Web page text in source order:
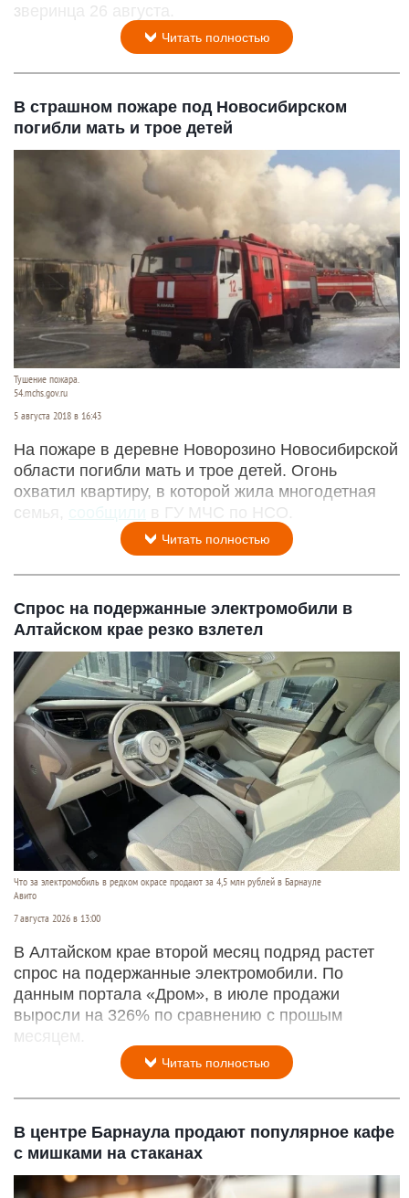
зверинца 26 августа.
Читать полностью
В страшном пожаре под Новосибирском
погибли мать и трое детей
Тушение пожара.
54.mchs.gov.ru
5 августа 2018 в 16:43
На пожаре в деревне Новорозино Новосибирской
области погибли мать и трое детей. Огонь
охватил квартиру, в которой жила многодетная
семья,
сообщили в ГУ МЧС по НСО.
Читать полностью
Спрос на подержанные электромобили в
Алтайском крае резко взлетел
Что за электромобиль в редком окрасе продают за 4,5 млн рублей в Барнауле
Авито
7 августа 2026 в 13:00
В Алтайском крае второй месяц подряд растет
спрос на подержанные электромобили. По
данным портала «Дром», в июле продажи
выросли на 326% по сравнению с прошым
месяцем.
Читать полностью
В центре Барнаула продают популярное кафе
с мишками на стаканах